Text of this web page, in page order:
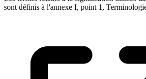
sont définis à l'annexe I, point 1,